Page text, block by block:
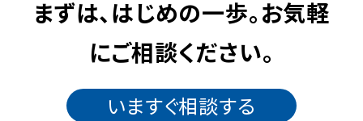
まずは、はじめの一歩。お気軽
にご相談ください。
いますぐ相談する